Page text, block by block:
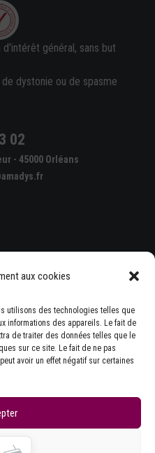
aux cookies
utilisons des technologies telles que
informations des appareils. Le fait de
de traiter des données telles que le
sur ce site. Le fait de ne pas
avoir un effet négatif sur certaines
général, sans but
dystonie ou de spasme
02
- 45000 Orléans
GÉNÉRALES